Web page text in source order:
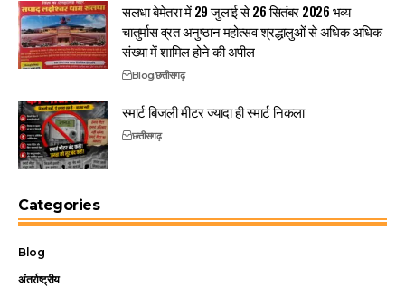
सलधा बेमेतरा में 29 जुलाई से 26 सितंबर 2026 भव्य
चातुर्मास व्रत अनुष्ठान महोत्सव श्रद्धालुओं से अधिक अधिक
संख्या में शामिल होने की अपील
Blogछत्तीसगढ़
स्मार्ट बिजली मीटर ज्यादा ही स्मार्ट निकला
छत्तीसगढ़
Categories
Blog
अंतर्राष्ट्रीय